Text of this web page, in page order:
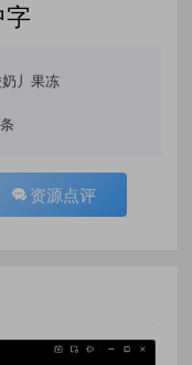
字
丿果冻
资源点评